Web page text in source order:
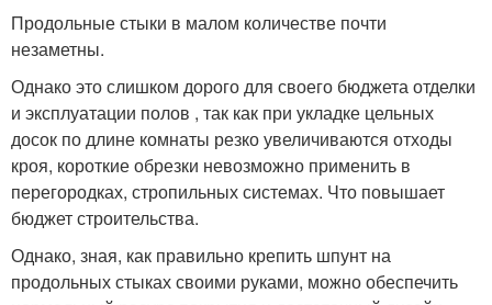
Продольные стыки в малом количестве почти
незаметны.
Однако это слишком дорого для своего бюджета отделки
и эксплуатации полов , так как при укладке цельных
досок по длине комнаты резко увеличиваются отходы
кроя, короткие обрезки невозможно применить в
перегородках, стропильных системах. Что повышает
бюджет строительства.
Однако, зная, как правильно крепить шпунт на
продольных стыках своими руками, можно обеспечить